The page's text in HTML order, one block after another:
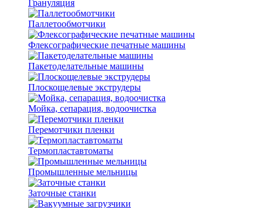
Грануляция
Паллетообмотчики
Флексографические печатные машины
Пакетоделательные машины
Плоскощелевые экструдеры
Мойка, сепарация, водоочистка
Перемотчики пленки
Термопластавтоматы
Промышленные мельницы
Заточные станки